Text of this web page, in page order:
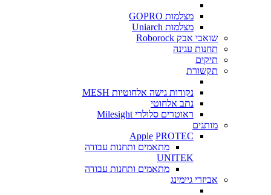
מצלמות GOPRO
מצלמות Uniarch
שואבי אבק Roborock
תחנות עגינה
תיקים
תקשורת
נקודות גישה אלחוטיות MESH
נתב אלחוטי
ראוטרים סלולרי Milesight
מותגים
Apple PROTEC
מתאמים ותחנות עבודה
UNITEK
מתאמים ותחנות עבודה
אביזרי גיימינג